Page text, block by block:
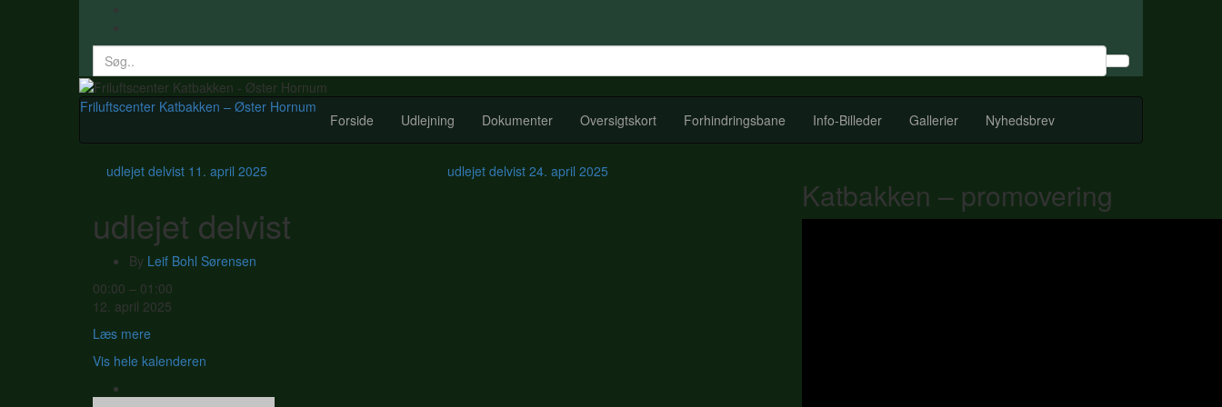
Search
for:
Friluftscenter Katbakken – Øster Hornum
Forside Udlejning Dokumenter Oversigtskort Forhindringsbane Info-Billeder Gallerier Nyhedsbrev
udlejet delvist 11. april 2025 udlejet delvist 24. april 2025
udlejet delvist
By Leif Bohl Sørensen
udlejet
delvist
00:00 – 01:00
12. april 2025
Læs mere
Vis hele kalenderen
Katbakken – promovering